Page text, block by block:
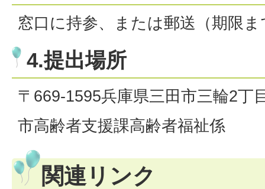
窓口に持参、または郵送（期限
4.提出場所
〒669-1595兵庫県三田市三輪2丁
市高齢者支援課高齢者福祉係
関連リンク